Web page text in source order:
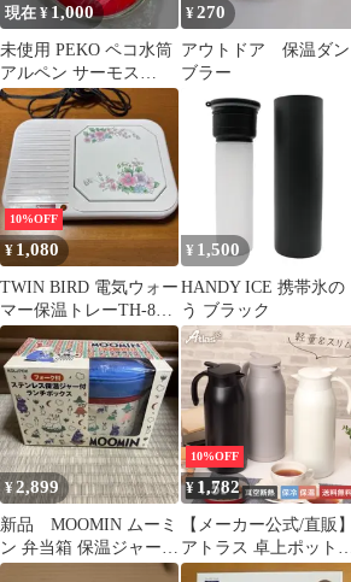
現在 ¥1,000
未使用 PEKO ペコ水筒
アルペン サーモス
900ml 保温保冷 水筒 昭
和
¥270
アウトドア 保温ダン
ブラー
10%OFF
¥ 1,080
TWIN BIRD 電気ウォー
マー保温トレーTH-80
型
¥ 1,500
HANDY ICE 携帯氷の
う ブラック
¥2,899
新品 MOOMIN ムーミ
ン 弁当箱 保温ジャー付
きランチボックス フ
10%OFF
¥ 1,782
【メーカー公式/直販】
アトラス 卓上ポット
1.5リットル 1.5L 保冷